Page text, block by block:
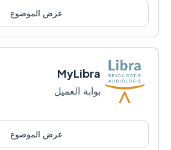
عرض الموضوع
MyLibra
بوابة العميل
عرض الموضوع